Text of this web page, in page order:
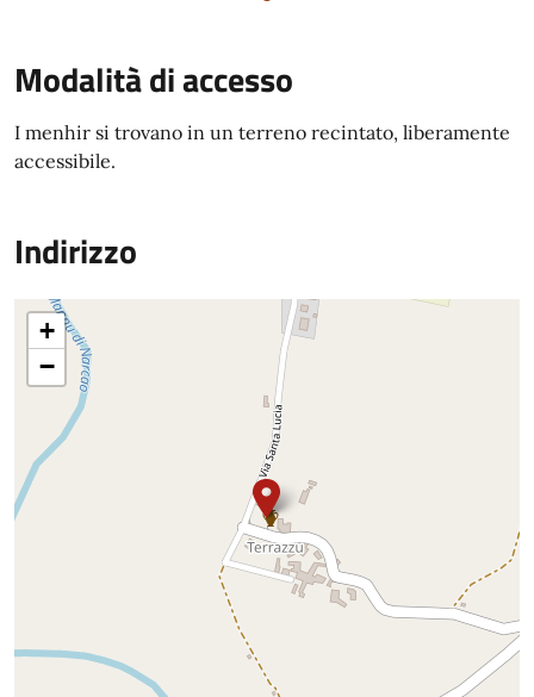
Modalità di accesso
I menhir si trovano in un terreno recintato, liberamente
accessibile.
Indirizzo
+
−